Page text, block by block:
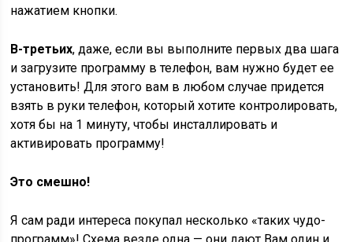
нажатием кнопки.
В-третьих, даже, если вы выполните первых два шага
и загрузите программу в телефон, вам нужно будет ее
установить! Для этого вам в любом случае придется
взять в руки телефон, который хотите контролировать,
хотя бы на 1 минуту, чтобы инсталлировать и
активировать программу!
Это смешно!
Я сам ради интереса покупал несколько «таких чудо-